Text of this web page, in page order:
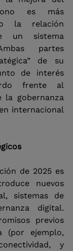
es más
la relación
un sistema
partes
de su
de interés
frente al
la gobernanza
internacional
de 2025 es
nuevos
sistemas de
digital.
previos
(por ejemplo,
y